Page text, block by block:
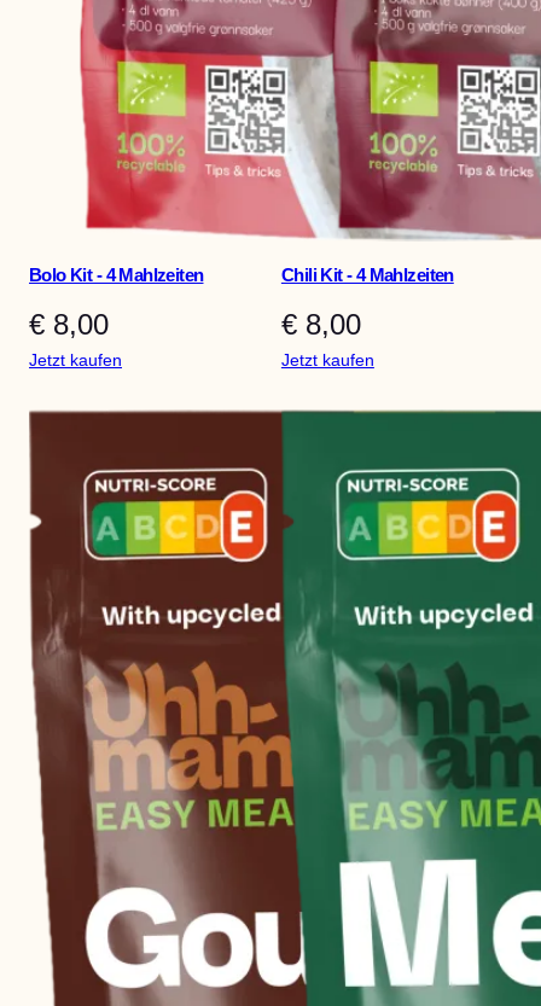
Bolo Kit - 4 Mahlzeiten
€ 8,00
Jetzt kaufen
Kit
4
meals
Chili Kit - 4 Mahlzeiten
€8,00
Jetzt kaufen:
Kit
4
meals